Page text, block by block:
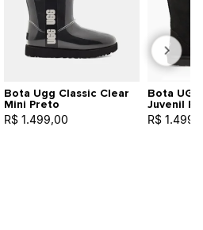
Bota Ugg Classic Clear
Mini Preto
R$ 1.499,00
Bota
Juvenil
R$